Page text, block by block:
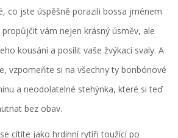
co jste úspěšně porazili bossa jménem
vám nejen krásný úsměv, ale
kousání a posílit vaše žvýkací svaly. A
vzpomeňte si na všechny ty bonbónové
a neodolatelné stehýnka, které si teď
bez obav.
cítíte jako hrdinní rytíři toužící po